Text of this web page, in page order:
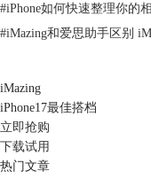
图
#iPhone如何快速整理你的
#iMazing和爱思助手区别
iMazing
iPhone17最佳搭档
立即抢购
下载试用
热门文章